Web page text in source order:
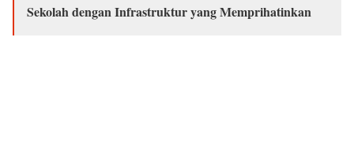
Sekolah dengan Infrastruktur yang Memprihatinkan